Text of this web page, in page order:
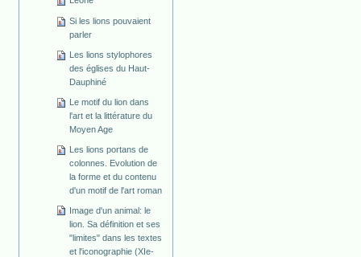
Si les lions pouvaient
parler
Les lions stylophores
des églises du Haut-
Dauphiné
Le motif du lion dans
l'art et la littérature du
Moyen Age
Les lions portans de
colonnes. Evolution de
la forme et du contenu
d'un motif de l'art roman
Image d'un animal: le
lion. Sa définition et ses
"limites" dans les textes
et l'iconographie (XIe-